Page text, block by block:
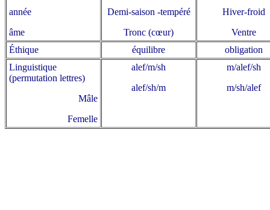
année
âme
Demi-saison -tempéré
Tronc (cœur)
Hiver-froid
Ventre
Éthique
équilibre
obligation
Linguistique
(permutation lettres)
Mâle
Femelle
alef/m/sh
alef/sh/m
m/alef/sh
m/sh/alef